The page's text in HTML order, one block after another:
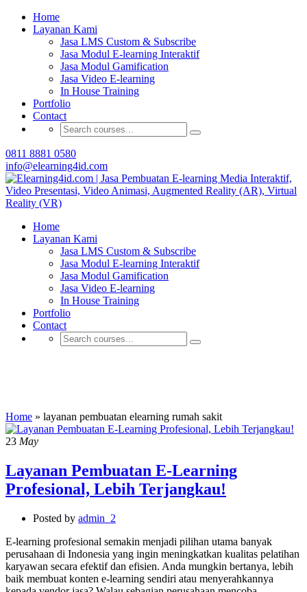
Home
Layanan Kami
Jasa LMS Custom & Subscribe
Jasa Modul E-learning Interaktif
Jasa Modul Gamification
Jasa Video E-learning
In House Training
Portfolio
Contact
0811 8881 0580
info@elearning4id.com
Home
Layanan Kami
Jasa LMS Custom & Subscribe
Jasa Modul E-learning Interaktif
Jasa Modul Gamification
Jasa Video E-learning
In House Training
Portfolio
Contact
Home » layanan pembuatan elearning rumah sakit
23 May
Layanan Pembuatan E-Learning
Profesional, Lebih Terjangkau!
Posted by admin_2
E-learning profesional semakin menjadi pilihan utama banyak
perusahaan di Indonesia yang ingin meningkatkan kualitas pelatihan
karyawan secara efektif dan efisien. Anda mungkin bertanya, lebih
baik membuat konten e-learning sendiri atau menyerahkannya
Buat Modul E-learning & LMS Anda Semakin
Menarik dengan Gamification
Hubungi Tim Elearning4id